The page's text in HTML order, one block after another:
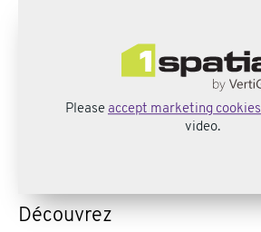
Please accept marketing cookies
video.
Découvrez